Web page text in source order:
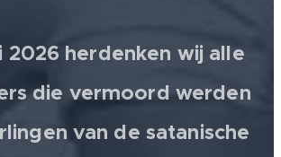
2026 herdenken wij alle
die vermoord werden
van de satanische